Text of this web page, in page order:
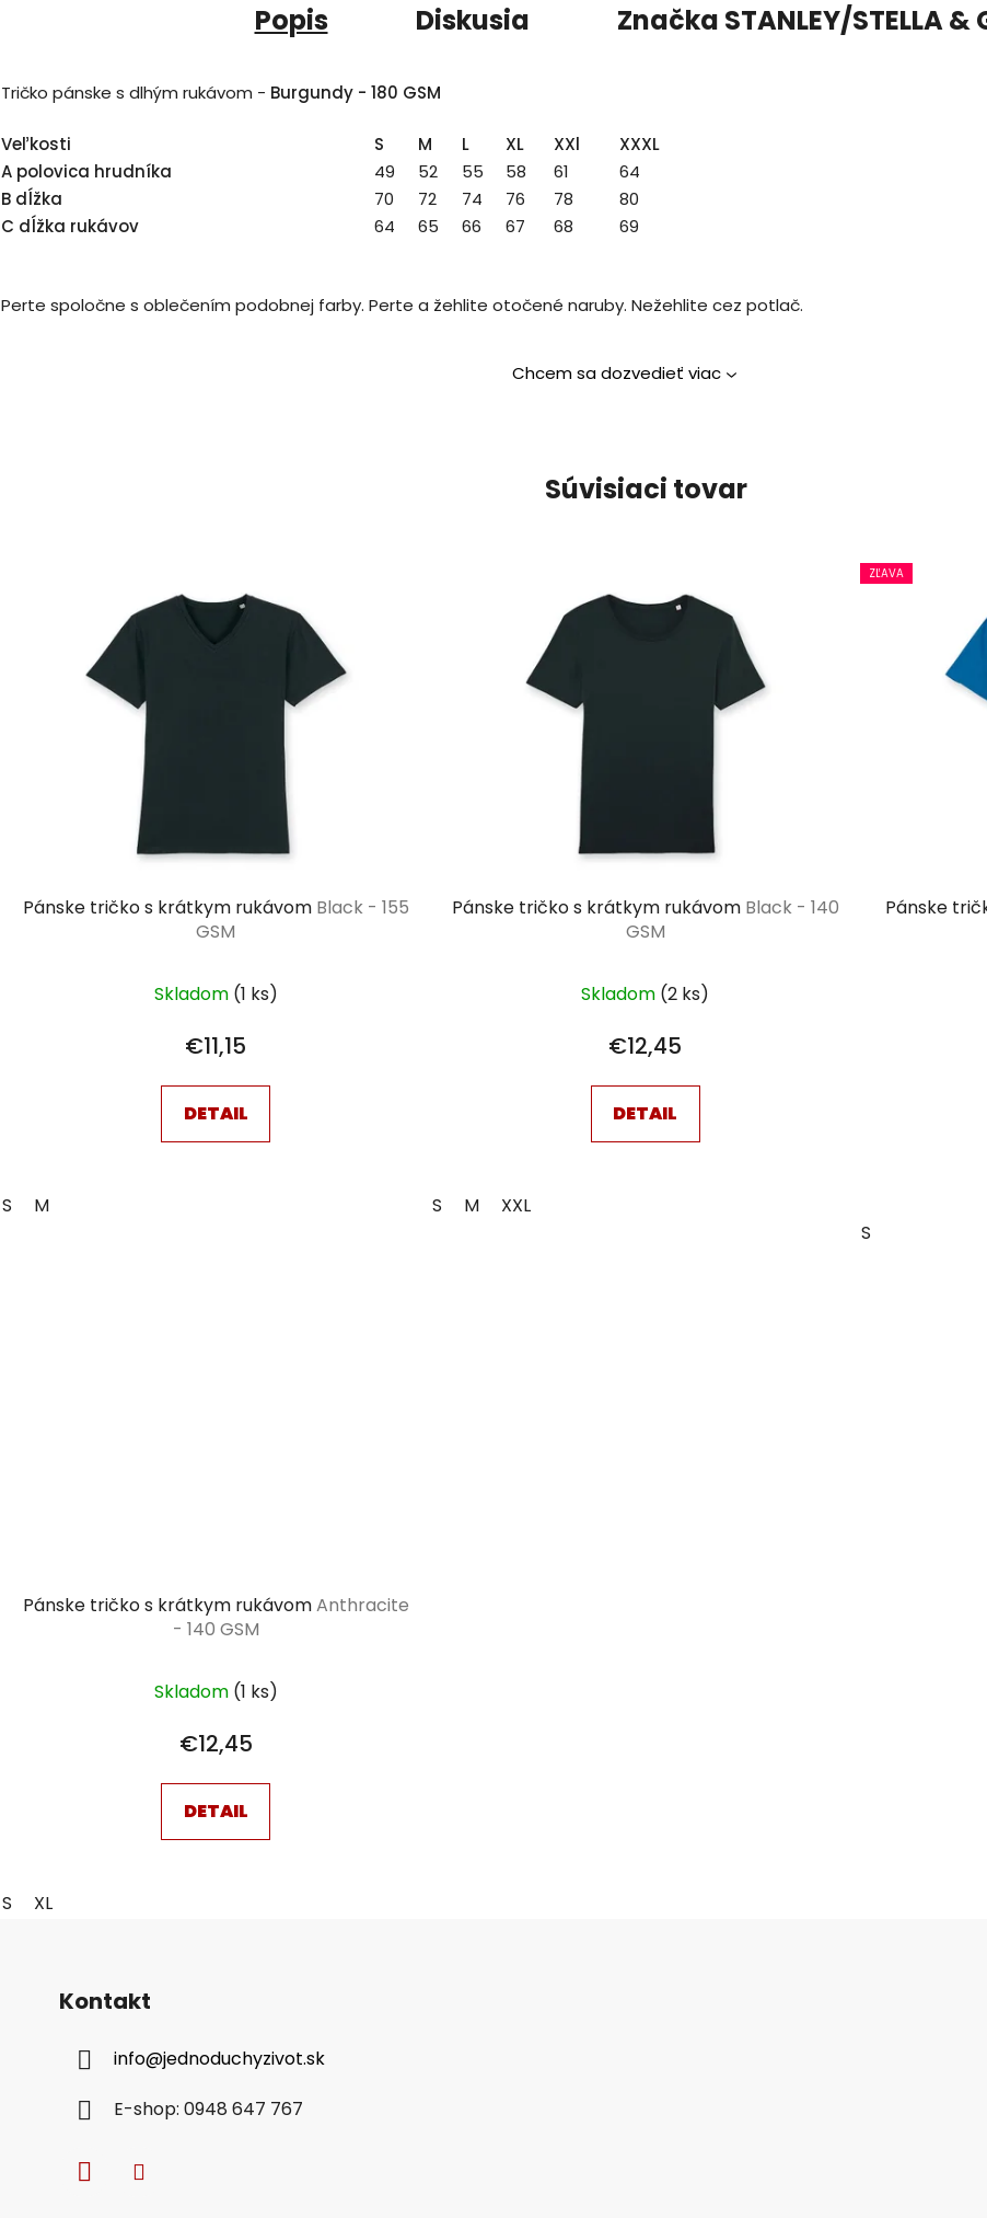
Popis Diskusia Značka STANLEY/STELLA &
Tričko pánske s dlhým rukávom - Burgundy - 180 GSM
Veľkosti S M L XL XXl
XXXL
A polovica hrudníka
49 52 55 58 61
64
B dĺžka
70 72 74 76 78
80
C dĺžka rukávov
64 65 66 67 68 69
Perte spoločne s oblečením podobnej farby. Perte a žehlite otočené naruby. Nežehlite cez potlač.
Chcem sa dozvedieť viac
Súvisiaci tovar
Pánske tričko s krátkym rukávom Black - 155
GSM
Skladom (1 ks)
€11,15
DETAIL
S M
Pánske tričko s krátkym rukávom Black - 140
GSM
Skladom (2 ks)
€12,45
DETAIL
S M XXL
ZĽAVA
Pánske
S
Pánske tričko s krátkym rukávomAnthracite
- 140 GSM
Skladom (1 ks)
€12,45
DETAIL
S XL
Kontakt
info@jednoduchyzivot.sk
E-shop: 0948 647 767